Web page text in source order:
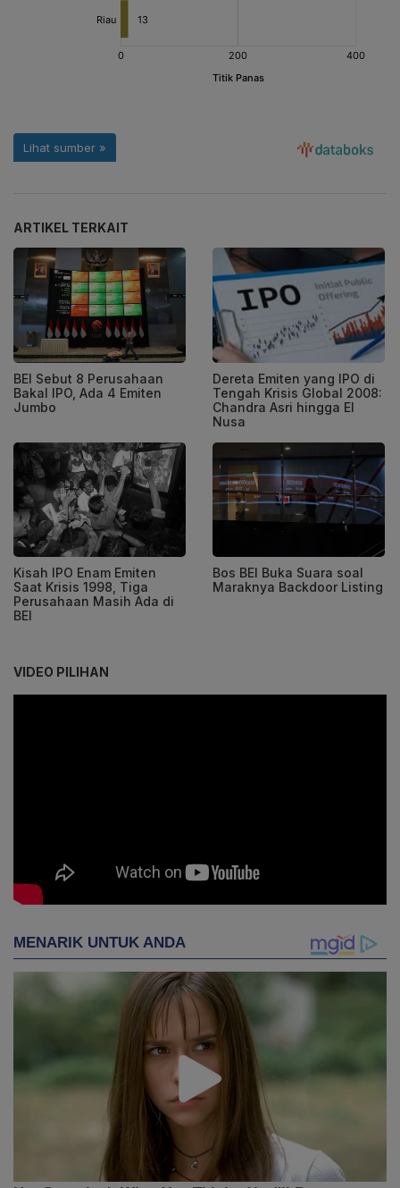
ARTIKEL TERKAIT
BEI Sebut 8 Perusahaan
Bakal IPO, Ada 4 Emiten
Jumbo
Dereta Emiten yang IPO di
Tengah Krisis Global 2008:
Chandra Asri hingga El
Nusa
Kisah IPO Enam Emiten
Saat Krisis 1998, Tiga
Perusahaan Masih Ada di
BEI
Bos BEI Buka Suara soal
Maraknya Backdoor Listing
VIDEO PILIHAN